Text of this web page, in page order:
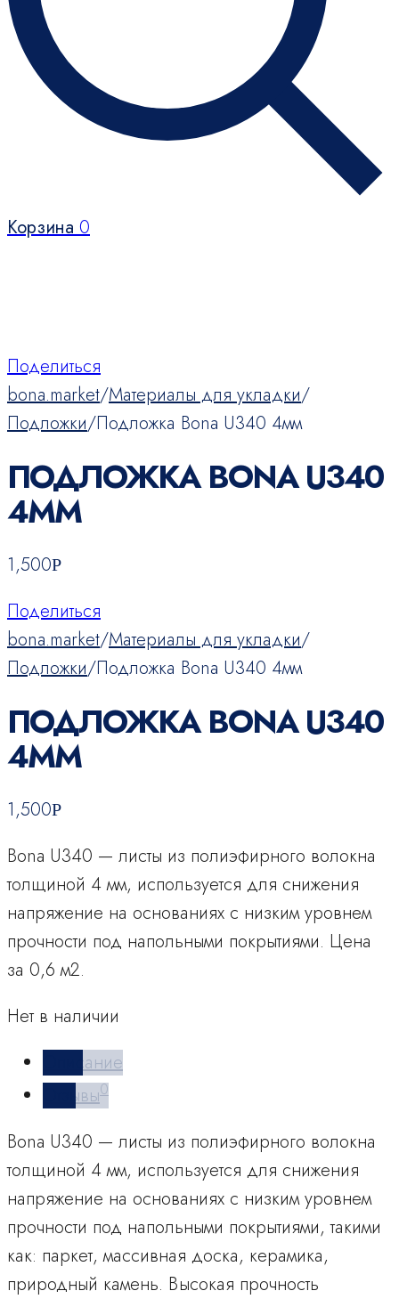
Корзина 0
Поделиться
bona.market/Материалы для укладки/
Подложки/Подложка Bona U340 4мм
ПОДЛОЖКА BONA U340
4ММ
1,500Р
Поделиться
bona.market/Материалы для укладки/
Подложки/Подложка Bona U340 4мм
ПОДЛОЖКА BONA U340
4ММ
1,500Р
Bona U340 — листы из полиэфирного волокна
толщиной 4 мм, используется для снижения
напряжение на основаниях с низким уровнем
прочности под напольными покрытиями. Цена
за 0,6 м2.
Нет в наличии
Описание
Отзывы0
Bona U340 — листы из полиэфирного волокна
толщиной 4 мм, используется для снижения
напряжение на основаниях с низким уровнем
прочности под напольными покрытиями, такими
как: паркет, массивная доска, керамика,
природный камень. Высокая прочность